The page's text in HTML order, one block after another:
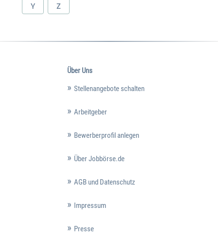
Y Z
Über Uns
Stellenangebote schalten
Arbeitgeber
Bewerberprofil anlegen
Über Jobbörse.de
AGB und Datenschutz
Impressum
Presse